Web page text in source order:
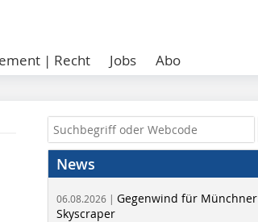
| Recht Jobs Abo
News
06.08.2026 | Gegenwind für Münchner
Skyscraper